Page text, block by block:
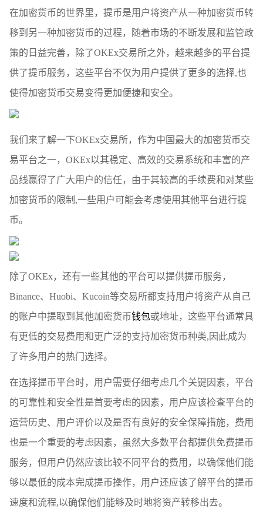
在加密货币的世界里，提币是用户将资产从一种加密货币转
移到另一种加密货币的过程，随着市场的不断发展和监管政
策的日益完善，除了OKEx交易所之外，越来越多的平台提
供了提币服务，这些平台不仅为用户提供了更多的选择,也
使得加密货币交易变得更加便捷和安全。
我们来了解一下OKEx交易所，作为中国最大的加密货币交
易平台之一，OKEx以其稳定、高效的交易系统和丰富的产
品线赢得了广大用户的信任，由于其较高的手续费和对某些
加密货币的限制,一些用户可能会考虑使用其他平台进行提
币。
除了OKEx，还有一些其他的平台可以提供提币服务，
Binance、Huobi、Kucoin等交易所都支持用户将资产从自己
的账户中提取到其他加密货币钱包或地址，这些平台通常具
有更低的交易费用和更广泛的支持加密货币种类,因此成为
了许多用户的热门选择。
在选择提币平台时，用户需要仔细考虑几个关键因素，平台
的可靠性和安全性是首要考虑的因素，用户应该检查平台的
运营历史、用户评价以及是否有良好的安全保障措施，费用
也是一个重要的考虑因素，虽然大多数平台都提供免费提币
服务，但用户仍然应该比较不同平台的费用，以确保他们能
够以最低的成本完成提币操作，用户还应该了解平台的提币
速度和流程,以确保他们能够及时地将资产转移出去。